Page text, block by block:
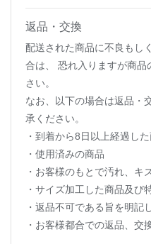
返品・交換
配送された商品に不良もし
合は、 恐れ入りますが商
さい。
なお、以下の場合は返品・
承ください。
・到着から8日以上経過し
・使用済みの商品
・お客様のもとで汚れ、キ
・サイズ加工した商品及び
・返品不可である旨を明記
・お客様都合での返品、交